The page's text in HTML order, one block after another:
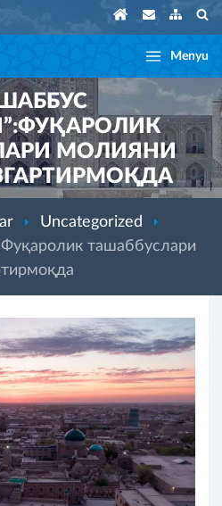
Menyu
МОЛИЯНИ
Uncategorized
ташаббуслари